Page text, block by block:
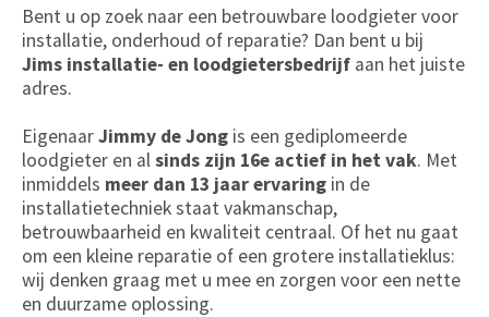
Bent u op zoek naar een betrouwbare loodgieter voor
installatie, onderhoud of reparatie? Dan bent u bij
Jims installatie- en loodgietersbedrijf aan het juiste
adres.
EigenaarJimmy de Jong is een gediplomeerde
loodgieter en alsinds zijn 16e actief in het vak. Met
inmiddels meer dan 13 jaar ervaring in de
installatietechniek staat vakmanschap,
betrouwbaarheid en kwaliteit centraal. Of het nu gaat
om een kleine reparatie of een grotere installatieklus:
wij denken graag met u mee en zorgen voor een nette
en duurzame oplossing.